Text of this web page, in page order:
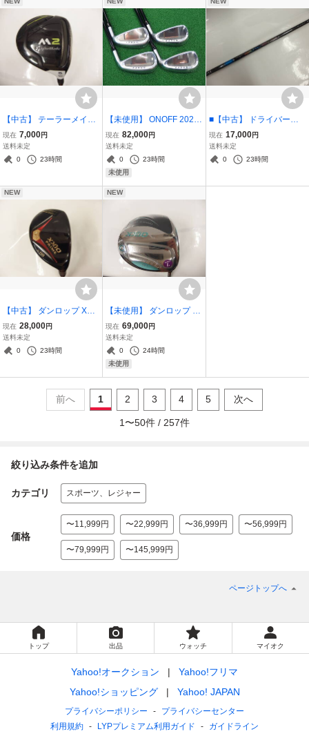
【中古】 テーラーメイド
2017 M2 フェアウェイウ
ッド FW5 (18度) Tour AD
GP-6 Sシャフト
現在 7,000円
送料未定
0
23時間
【未使用】 ONOFF 2026
AKA アイアン #7-P (4本
セット) SMOOTH KICK M
P-526I Rシャフト / オノフ
赤
現在 82,000円
送料未定
0
23時間
未使用
■【中古】 ドライバー用
シャフト単品 TENSEI 1K
BLUE 60 フレックス:X /
テンセイ 1K ブルー 60X
現在 17,000円
送料未定
0
23時間
NEW
【中古】 ダンロップ XXI
O PRIME ハイブリッド H
8 (31度) SP-1300 SRシャ
フト / ゼクシオ プライム
現在 28,000円
送料未定
0
23時間
NEW
【未使用】 ダンロップ ゼ
クシオ14 レディース ティ
ールミント ドライバー 1
3.5度 MP1400 Lシャフト
/ XXIO14 レディス 数量限
現在 69,000円
送料未定
0
24時間
未使用
前へ 1 2 3 4 5 次へ
1 〜50件 / 257件
絞り込み条件を追加
カテゴリ スポーツ、レジャー
価格
〜11,999円 〜22,999円 〜36,999円 〜56,999円
〜79,999円 〜145,999円
ページトップへ
トップ 出品 ウォッチ マイオク
Yahoo!オークション
Yahoo!フリマ
Yahoo!ショッピング
Yahoo! JAPAN
プライバシーポリシー
プライバシーセンター
利用規約
LYPプレミアム利用ガイド ガイドライン